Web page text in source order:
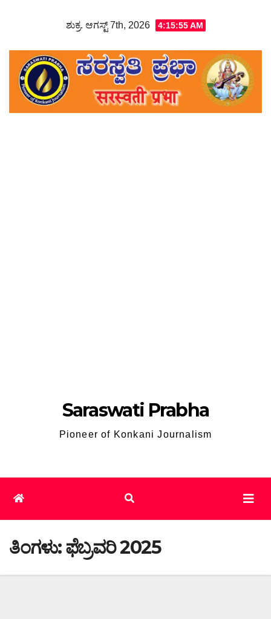
ಶುಕ್ರ. ಆಗಸ್ಟ್ 7th, 2026 4:15:57 AM
Saraswati Prabha
Pioneer of Konkani Journalism
ತಿಂಗಳು:ಫೆಬ್ರವರಿ 2025